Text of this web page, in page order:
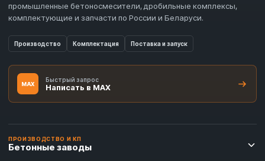
промышленные бетоносмесители, дробильные комплексы,
комплектующие и запчасти по России и Беларуси.
Производство Комплектация Поставка и запуск
MAX
Быстрый запрос
Написать в MAX
ПРОИЗВОДСТВО И КП
Бетонные заводы